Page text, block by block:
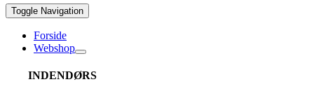
Toggle Navigation
Forside
Webshop
INDENDØRS